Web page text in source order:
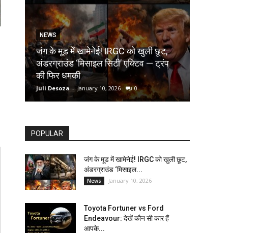
NEWS
जंग के मूड में खामेनेई! IRGC को खुली छूट,
अंडरग्राउंड ‘मिसाइल सिटी’ एक्टिव — ट्रंप
की फिर धमकी
Juli Desoza - January 10, 2026 0
POPULAR
जंग के मूड में खामेनेई! IRGC को खुली छूट,
अंडरग्राउंड ‘मिसाइल...
News January 10, 2026
Toyota Fortuner vs Ford
Endeavour: देखें कौन सी कार हैं
आपके...